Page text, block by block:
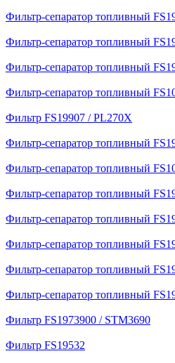
Фильтр-сепаратор топливный
Фильтр-сепаратор топливный
Фильтр-сепаратор топливный
Фильтр-сепаратор топливный
Фильтр FS19907 / PL270X
Фильтр-сепаратор топливный
Фильтр-сепаратор топливный
Фильтр-сепаратор топливный
Фильтр-сепаратор топливный
Фильтр-сепаратор топливный
Фильтр-сепаратор топливный
Фильтр-сепаратор топливный
Фильтр FS1973900 / STM3690
Фильтр FS19532